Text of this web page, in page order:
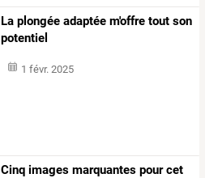
La plongée adaptée m'offre tout son
potentiel
1 févr. 2025
Cinq images marquantes pour cet